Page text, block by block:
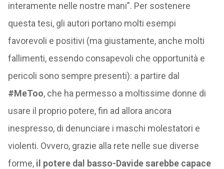
interamente nelle nostre mani”. Per sostenere
questa tesi, gli autori portano molti esempi
favorevoli e positivi (ma giustamente, anche molti
fallimenti, essendo consapevoli che opportunità e
pericoli sono sempre presenti): a partire dal
#MeToo, che ha permesso a moltissime donne di
usare il proprio potere, fin ad allora ancora
inespresso, di denunciare i maschi molestatori e
violenti. Ovvero, grazie alla rete nelle sue diverse
forme, il potere dal basso-Davide sarebbe capace